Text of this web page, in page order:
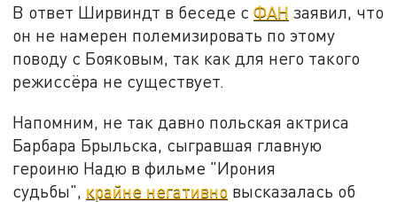
В ответ Ширвиндт в беседе сФАН заявил, что
он не намерен полемизировать по этому
поводу с Бояковым, так как для него такого
режиссёра не существует.
Напомним, не так давно польская актриса
Барбара Брыльска, сыгравшая главную
героиню Надю в фильме "Ирония
судьбы", крайне негативно высказалась об